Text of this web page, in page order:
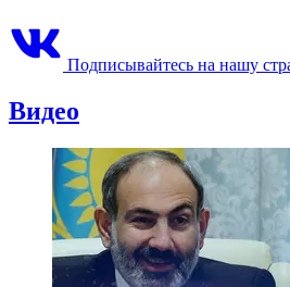
Подписывайтесь на нашу
Видео